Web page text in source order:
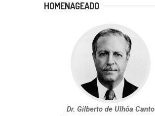
HOMENAGEADO
Dr. Gilberto de Ulhôa Canto